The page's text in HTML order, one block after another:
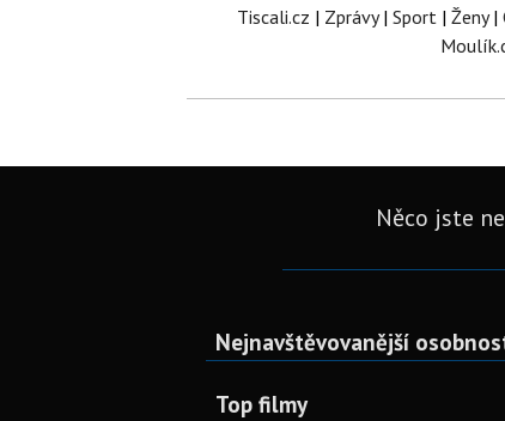
Tiscali.cz | Zprávy| Sport| Ženy|
Něco jste
Nejnavštěvovanější
Top filmy